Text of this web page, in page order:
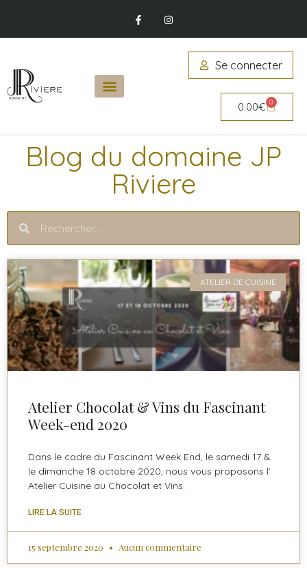
Se connecter
0.00€ 0
Blog du domaine JP
Riviere
ATELIER DE CUISINE
Atelier Chocolat & Vins du Fascinant
Week-end 2020
Dans le cadre du Fascinant Week End, le samedi 17 &
le dimanche 18 octobre 2020, nous vous proposons l’
Atelier Cuisine au Chocolat et Vins.
LIRE LA SUITE
15 septembre 2020 Aucun commentaire